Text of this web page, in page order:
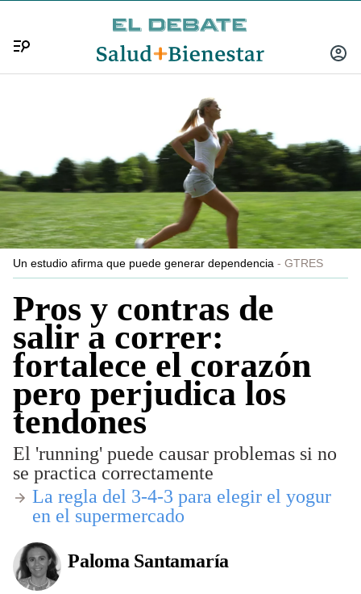
INICIAR
Un estudio afirma que puede generar dependencia GTRES
Pros y contras de
salir a correr:
fortalece el corazón
pero perjudica los
tendones
El 'running' puede causar problemas si no
se practica correctamente
​La regla del 3-4-3 para elegir el yogur
en el supermercado
Paloma Santamaría